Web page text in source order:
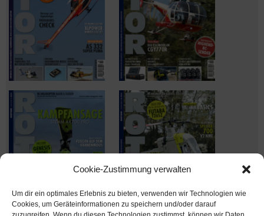
Cookie-Zustimmung verwalten
Um dir ein optimales Erlebnis zu bieten, verwenden wir Technologien wie
Cookies, um Geräteinformationen zu speichern und/oder darauf